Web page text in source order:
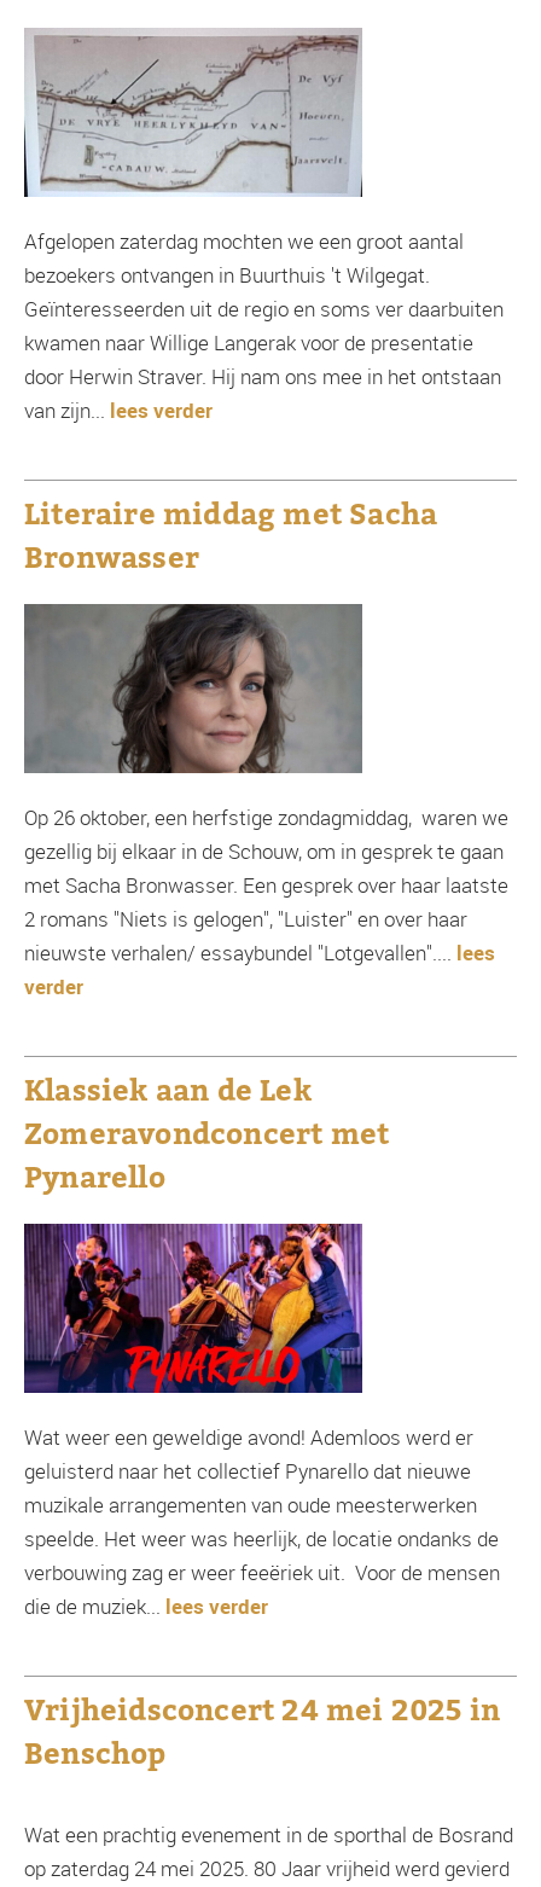
Afgelopen zaterdag mochten we een groot aantal
bezoekers ontvangen in Buurthuis 't Wilgegat.
Geïnteresseerden uit de regio en soms ver daarbuiten
kwamen naar Willige Langerak voor de presentatie
door Herwin Straver. Hij nam ons mee in het ontstaan
van zijn... lees verder
Literaire middag met Sacha
Bronwasser
Op 26 oktober, een herfstige zondagmiddag, waren we
gezellig bij elkaar in de Schouw, om in gesprek te gaan
met Sacha Bronwasser. Een gesprek over haar laatste
2 romans "Niets is gelogen", "Luister" en over haar
nieuwste verhalen/ essaybundel "Lotgevallen".... lees
verder
Klassiek aan de Lek
Zomeravondconcert met
Pynarello
Wat weer een geweldige avond! Ademloos werd er
geluisterd naar het collectief Pynarello dat nieuwe
muzikale arrangementen van oude meesterwerken
speelde. Het weer was heerlijk, de locatie ondanks de
verbouwing zag er weer feeëriek uit. Voor de mensen
die de muziek... lees verder
Vrijheidsconcert 24 mei 2025 in
Benschop
Wat een prachtig evenement in de sporthal de Bosrand
op zaterdag 24 mei 2025. 80 Jaar vrijheid werd gevierd